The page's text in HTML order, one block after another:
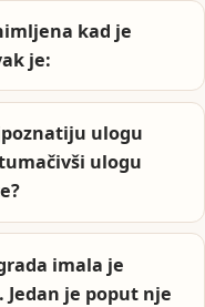
kad je
je:
ulogu
ulogu
imala je
Jedan je poput nje